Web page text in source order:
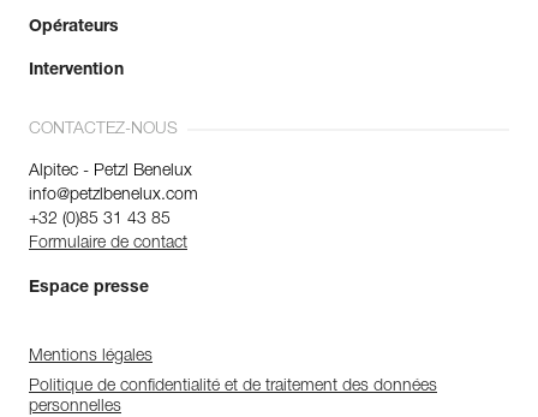
Opérateurs
Intervention
CONTACTEZ-NOUS
Alpitec - Petzl Benelux
info@petzlbenelux.com
+32 (0)85 31 43 85
Formulaire de contact
Espace presse
Mentions légales
Politique de confidentialité et de traitement des données
personnelles